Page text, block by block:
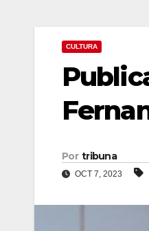
CULTURA
Por tribuna
OCT 7, 2023